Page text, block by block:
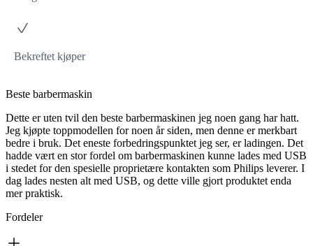
Bekreftet kjøper
Beste barbermaskin
Dette er uten tvil den beste barbermaskinen jeg noen gang har hatt.
Jeg kjøpte toppmodellen for noen år siden, men denne er merkbart
bedre i bruk. Det eneste forbedringspunktet jeg ser, er ladingen. Det
hadde vært en stor fordel om barbermaskinen kunne lades med USB
i stedet for den spesielle proprietære kontakten som Philips leverer. I
dag lades nesten alt med USB, og dette ville gjort produktet enda
mer praktisk.
Fordeler